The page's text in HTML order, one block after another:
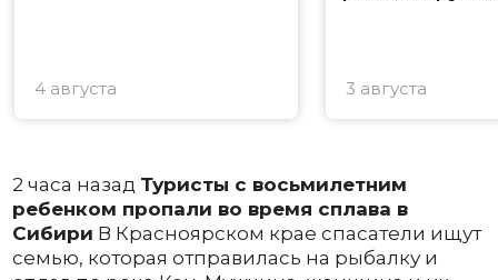
4 августа 3 августа
2 часа назад Туристы с восьмилетним
ребенком пропали во время сплава в
Сибири В Красноярском крае спасатели ищут
семью, которая отправилась на рыбалку и